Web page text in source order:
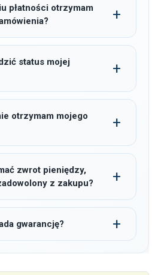
płatności otrzymam
status mojej
otrzymam mojego
zwrot pieniędzy,
z zakupu?
gwarancję?